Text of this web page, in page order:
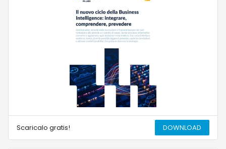
Scaricalo gratis! DOWNLOAD